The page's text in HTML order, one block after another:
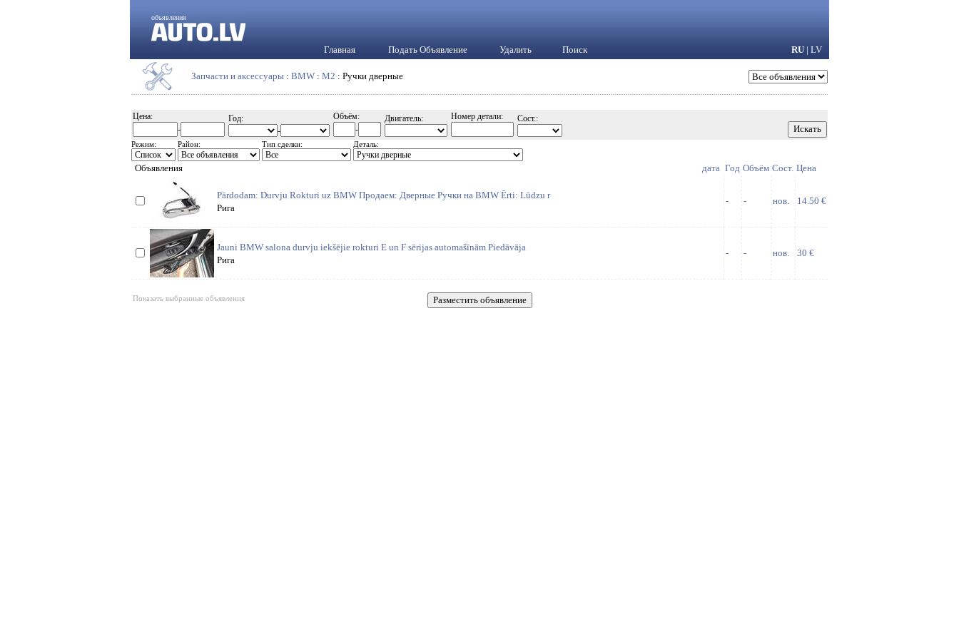
объявления
Главная Подать Объявление Удалить Поиск RU | LV
Запчасти и аксессуары : BMW : M2 : Ручки дверные
Цена:
-
Год:
-
Объём:
-
Двигатель: Номер детали: Сост.:
Режим: Район: Тип сделки: Деталь:
Объявления дата Год Объём Сост. Цена
Pārdodam: Durvju Rokturi uz BMW Продаем: Дверные Ручки на BMW Ērti: Lūdzu r
Рига
- - нов. 14.50 €
Jauni BMW salona durvju iekšējie rokturi E un F sērijas automašīnām Piedāvāja
Рига
- - нов. 30 €
Показать выбранные объявления